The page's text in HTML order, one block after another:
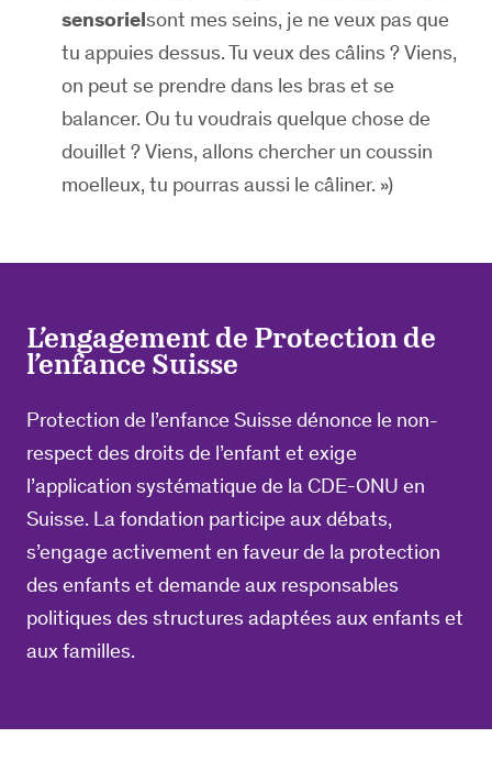
sensorielsont mes seins, je ne veux pas que
tu appuies dessus. Tu veux des câlins ? Viens,
on peut se prendre dans les bras et se
balancer. Ou tu voudrais quelque chose de
douillet ? Viens, allons chercher un coussin
moelleux, tu pourras aussi le câliner. »)
L’engagement de Protection de
l’enfance Suisse
Protection de l’enfance Suisse dénonce le non-
respect des droits de l’enfant et exige
l’application systématique de la CDE-ONU en
Suisse. La fondation participe aux débats,
s’engage activement en faveur de la protection
des enfants et demande aux responsables
politiques des structures adaptées aux enfants et
aux familles.